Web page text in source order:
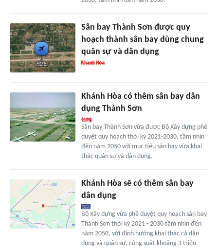
Sân bay Thành Sơn được quy
hoạch thành sân bay dùng chung
quân sự và dân dụng
Khánh Hòa có thêm sân bay dân
dụng Thành Sơn
Sân bay Thành Sơn vừa được Bộ Xây dựng phê
duyệt quy hoạch thời kỳ 2021-2030, tầm nhìn
đến năm 2050 với mục tiêu sân bay vừa khai
thác quân sự và dân dụng.
Khánh Hòa sẽ có thêm sân bay
dân dụng
Bộ Xây dựng vừa phê duyệt quy hoạch sân bay
Thành Sơn thời kỳ 2021 - 2030 tầm nhìn đến
năm 2050, với định hướng khai thác cả dân
dụng và quân sự, công suất khoảng 3 triệu